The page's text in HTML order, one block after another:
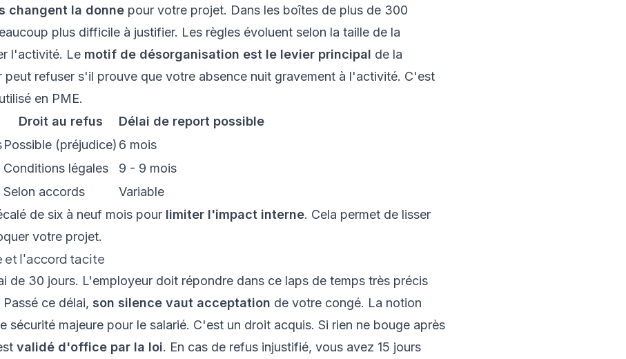
changent la donne pour votre projet. Dans les boîtes de plus de 300
plus difficile à justifier. Les règles évoluent selon la taille de la
l'activité. Le motif de désorganisation est le levier principal de la
peut refuser s'il prouve que votre absence nuit gravement à l'activité. C'est
en PME.
Droit au refus
Délai de report possible
Possible (préjudice) 6 mois
Conditions légales
9 - 9 mois
Selon accords
Variable
de six à neuf mois pour limiter l'impact interne. Cela permet de lisser
votre projet.
et l'accord tacite
de 30 jours. L'employeur doit répondre dans ce laps de temps très précis
ce délai, son silence vaut acceptation de votre congé. La notion
sécurité majeure pour le salarié. C'est un droit acquis. Si rien ne bouge après
validé d'office par la loi. En cas de refus injustifié, vous avez 15 jours